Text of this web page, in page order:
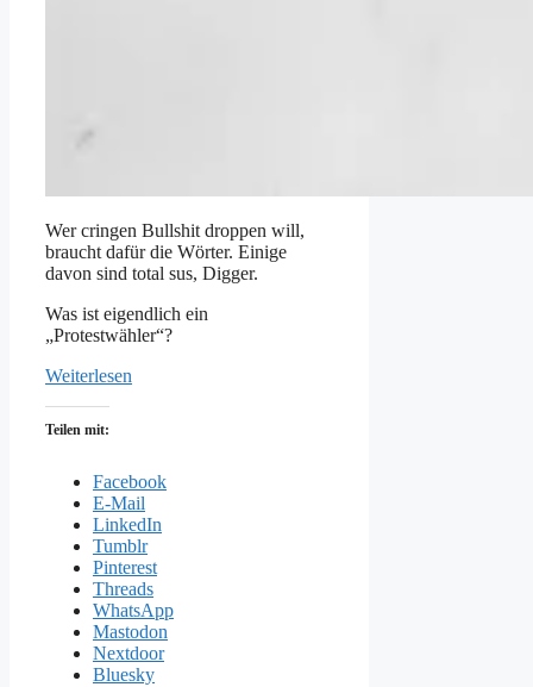
Wer cringen Bullshit droppen will,
braucht dafür die Wörter. Einige
davon sind total sus, Digger.
Was ist eigendlich ein
„Protestwähler“?
Weiterlesen
Teilen mit:
Facebook
E-Mail
LinkedIn
Tumblr
Pinterest
Threads
WhatsApp
Mastodon
Nextdoor
Bluesky